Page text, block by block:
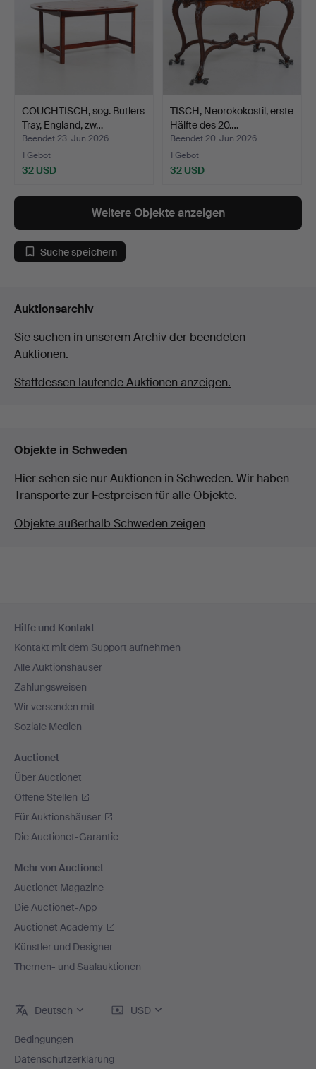
COUCHTISCH, sog. Butlers
Tray, England, zw…
Beendet 23. Jun 2026
1 Gebot
32 USD
TISCH, Neorokokostil, erste
Hälfte des 20.…
Beendet 20. Jun 2026
1 Gebot
32 USD
Weitere Objekte anzeigen
Suche speichern
Auktionsarchiv
Sie suchen in unserem Archiv der beendeten
Auktionen.
Stattdessen laufende Auktionen anzeigen.
Objekte in Schweden
Hier sehen sie nur Auktionen in Schweden. Wir haben
Transporte zur Festpreisen für alle Objekte.
Objekte außerhalb Schweden zeigen
Navigation
Hilfe und Kontakt
Kontakt mit dem Support aufnehmen
Alle Auktionshäuser
Zahlungsweisen
Wir versenden mit
Soziale Medien
Auctionet
Über Auctionet
Offene Stellen
Für Auktionshäuser
Die Auctionet-Garantie
Mehr von Auctionet
Auctionet Magazine
Die Auctionet-App
Auctionet Academy
Künstler und Designer
Themen- und Saalauktionen
Deutsch USD
Bedingungen
Datenschutzerklärung